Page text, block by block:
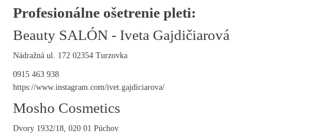
Profesionálne ošetrenie pleti:
Beauty SALÓN - Iveta Gajdičiarová
Nádražná ul. 172 02354 Turzovka
0915 463 938
https://www.instagram.com/ivet.gajdiciarova/
Mosho Cosmetics
Dvory 1932/18, 020 01 Púchov
NAŠE INGREDIENCIE
PROBIOTIKÁ PRODUKTOV
NOVINKY
SPOLOČNOSŤ